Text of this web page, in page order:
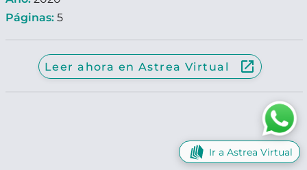
Páginas: 5
Leer ahora en Astrea Virtual launch
Ir a Astrea Virtual